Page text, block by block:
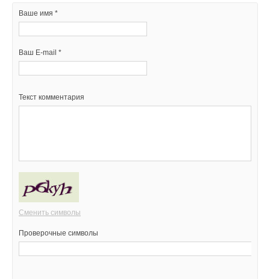
Ваше имя *
Ваш E-mail *
Текст комментария
Сменить символы
Проверочные символы